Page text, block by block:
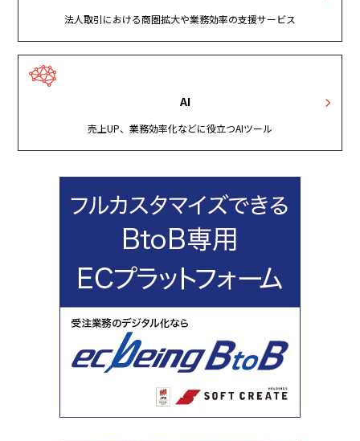
法人取引における商圏拡大や業務効率の支援サービス
AI
売上UP、業務効率化などに役立つAIツール